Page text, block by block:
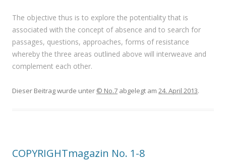
The objective thus is to explore the potentiality that is
associated with the concept of absence and to search for
passages, questions, approaches, forms of resistance
whereby the three areas outlined above will interweave and
complement each other.
Dieser Beitrag wurde unter © No.7 abgelegt am 24. April 2013.
COPYRIGHTmagazin No. 1-8